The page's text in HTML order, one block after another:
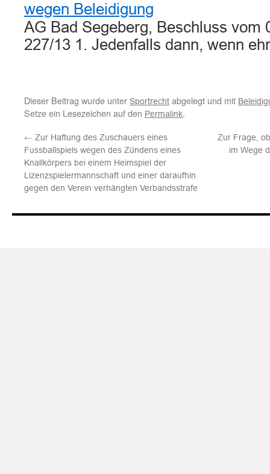
wegen Beleidigung
AG Bad Segeberg, Beschluss vom
227/13 1. Jedenfalls dann, wenn
Dieser Beitrag wurde unter Sportrecht abgelegt und mit
Setze ein Lesezeichen auf den Permalink.
← Zur Haftung des Zuschauers eines
Fussballspiels wegen des Zündens eines
Knallkörpers bei einem Heimspiel der
Lizenzspielermannschaft und einer daraufhin
gegen den Verein verhängten Verbandsstrafe
Zur Frage,
im Wege